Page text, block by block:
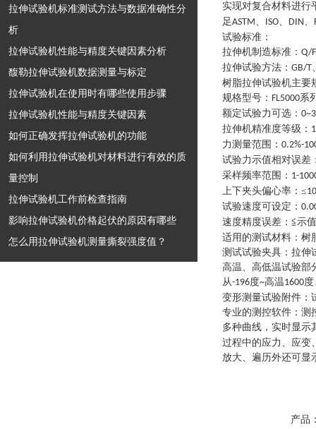
拉伸试验机标准测试方法与数据准确性分
析
拉伸试验机性能与精度关键因素分析
馥勒拉伸试验机数据测量与标定
拉伸试验机在使用时有哪些使用步骤
拉伸试验机性能与精度关键因素
如何正确发挥拉伸试验机的功能
如何利用拉伸试验机对材料进行有效的质
量控制
拉伸试验机工作前检查指南
影响拉伸试验机价格起伏的原因有哪些
怎么用拉伸试验机测量撕裂强度值？
实现对复合材料进行
足ASTM、 ISO、 DIN、
试验标准：
拉伸机制造标准 ： Q/
拉伸试验方法 ： GB/T
树脂拉伸试验机主要
规格型号 ： FL5000系
额定试验力可选 ：
拉伸机精准度等级 ： 1
力测量范围 ： 0.2%-
试验力示值相对误差
采样频率范围 ： 1-
上下夹头偏心率 ： ≤10
试验速度可设定 ：
速度精度误差 ： ≦示
适用的测试材料 ： 树
测试试验夹具 ： 拉伸
高温、高低温试验部
从-196度~高温1600度
变形测量试验附件 ：
专业的测控软件 ： 测
多种曲线，实时显示
过程中的应力、应变
放大、遍历外还可显
产品